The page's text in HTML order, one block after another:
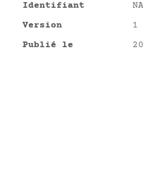
Identifiant
Version
1
Publié le